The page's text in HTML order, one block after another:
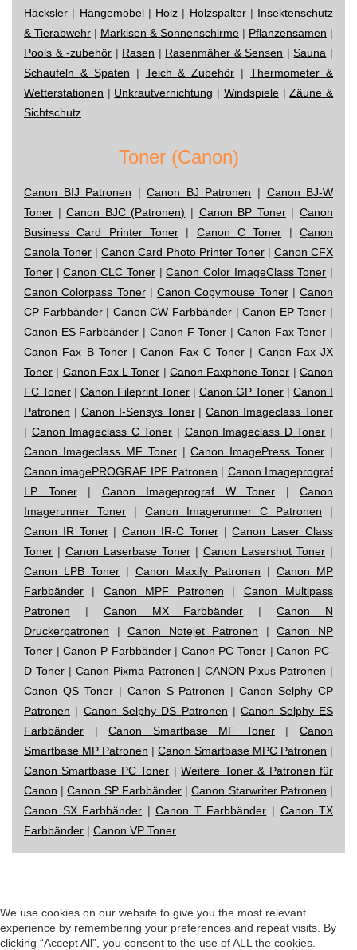
Häcksler | Hängemöbel| Holz | Holzspalter| Insektenschutz
& Tierabwehr | Markisen & Sonnenschirme | Pflanzensamen |
Pools & -zubehör | Rasen | Rasenmäher & Sensen |Sauna |
Schaufeln & Spaten | Teich & Zubehör |Thermometer &
Wetterstationen | Unkrautvernichtung | Windspiele|Zäune &
Sichtschutz
Toner (Canon)
Canon BIJ Patronen |Canon BJ Patronen | Canon BJ-W
Toner |Canon BJC (Patronen) | Canon BP Toner|Canon
Business Card Printer Toner | Canon C Toner |Canon
Canola Toner |Canon Card Photo Printer Toner| Canon CFX
Toner |Canon CLC Toner|Canon Color ImageClass Toner |
Canon Colorpass Toner| Canon Copymouse Toner| Canon
CP Farbbänder| Canon CW Farbbänder |Canon EP Toner |
Canon ES Farbbänder | Canon F Toner | Canon Fax Toner |
Canon Fax B Toner|Canon Fax C Toner | Canon Fax JX
Toner | Canon Fax L Toner | Canon Faxphone Toner |Canon
FC Toner | Canon Fileprint Toner | Canon GP Toner | Canon I
Patronen | Canon I-Sensys Toner|Canon Imageclass Toner
| Canon Imageclass C Toner | Canon Imageclass D Toner |
Canon Imageclass MF Toner|Canon ImagePress Toner |
Canon imagePROGRAF IPF Patronen | Canon Imageprograf
LP Toner| Canon Imageprograf W Toner | Canon
Imagerunner Toner | Canon Imagerunner C Patronen |
Canon IR Toner|Canon IR-C Toner|Canon Laser Class
Toner | Canon Laserbase Toner | Canon Lasershot Toner |
Canon LPB Toner | Canon Maxify Patronen | Canon MP
Farbbänder | Canon MPF Patronen | Canon Multipass
Patronen | Canon MX Farbbänder |Canon N
Druckerpatronen |Canon Notejet Patronen |Canon NP
Toner |Canon P Farbbänder| Canon PC Toner |Canon PC-
D Toner| Canon Pixma Patronen |CANON Pixus Patronen |
Canon QS Toner| Canon S Patronen |Canon Selphy CP
Patronen | Canon Selphy DS Patronen |Canon Selphy ES
Farbbänder |Canon Smartbase MF Toner|Canon
Smartbase MP Patronen | Canon Smartbase MPC Patronen |
Canon Smartbase PC Toner |Weitere Toner & Patronen für
Canon |Canon SP Farbbänder|Canon Starwriter Patronen |
Canon SX Farbbänder |Canon T Farbbänder | Canon TX
Farbbänder | Canon VP Toner
We use cookies on our website to give you the most relevant
experience by remembering your preferences and repeat visits. By
clicking “Accept All”, you consent to the use of ALL the cookies.